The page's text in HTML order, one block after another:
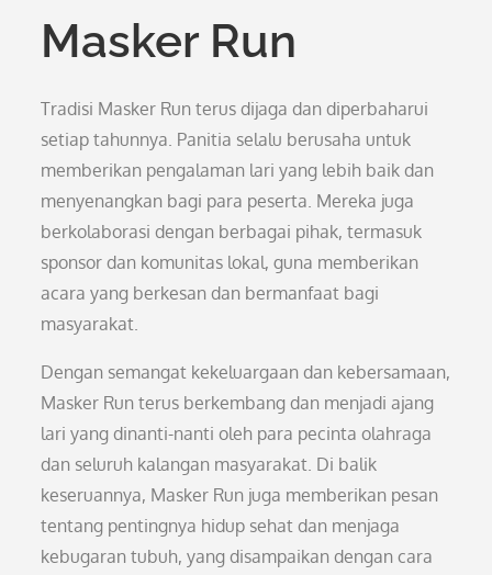
Masker Run
Tradisi Masker Run terus dijaga dan diperbaharui
setiap tahunnya. Panitia selalu berusaha untuk
memberikan pengalaman lari yang lebih baik dan
menyenangkan bagi para peserta. Mereka juga
berkolaborasi dengan berbagai pihak, termasuk
sponsor dan komunitas lokal, guna memberikan
acara yang berkesan dan bermanfaat bagi
masyarakat.
Dengan semangat kekeluargaan dan kebersamaan,
Masker Run terus berkembang dan menjadi ajang
lari yang dinanti-nanti oleh para pecinta olahraga
dan seluruh kalangan masyarakat. Di balik
keseruannya, Masker Run juga memberikan pesan
tentang pentingnya hidup sehat dan menjaga
kebugaran tubuh, yang disampaikan dengan cara